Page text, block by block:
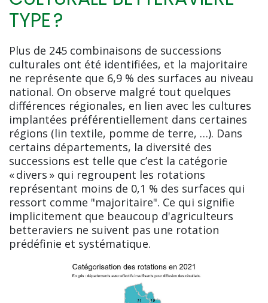
TYPE ?
Plus de 245 combinaisons de successions
culturales ont été identifiées, et la majoritaire
ne représente que 6,9 % des surfaces au niveau
national. On observe malgré tout quelques
différences régionales, en lien avec les cultures
implantées préférentiellement dans certaines
régions (lin textile, pomme de terre, …). Dans
certains départements, la diversité des
successions est telle que c’est la catégorie
« divers » qui regroupent les rotations
représentant moins de 0,1 % des surfaces qui
ressort comme "majoritaire". Ce qui signifie
implicitement que beaucoup d'agriculteurs
betteraviers ne suivent pas une rotation
prédéfinie et systématique.